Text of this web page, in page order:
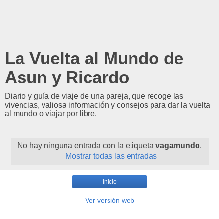
La Vuelta al Mundo de
Asun y Ricardo
Diario y guía de viaje de una pareja, que recoge las
vivencias, valiosa información y consejos para dar la vuelta
al mundo o viajar por libre.
No hay ninguna entrada con la etiqueta vagamundo.
Mostrar todas las entradas
Inicio
Ver versión web